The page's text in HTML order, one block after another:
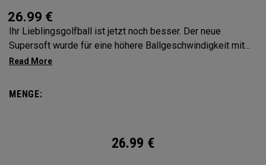
26.99 €
Ihr Lieblingsgolfball ist jetzt noch besser. Der neue
Supersoft wurde für eine höhere Ballgeschwindigkeit mit
außergewöhnlich weichem Gefühl, Kontrolle und Spin vom
den Kern und die Konstruktion verbessert, um den besten
MENGE:
26.99 €